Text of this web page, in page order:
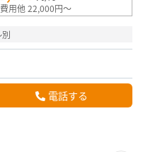
用他 22,000円～
別
電話する